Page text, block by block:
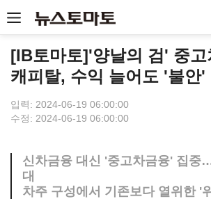
[IB토마토]'양날의 검' 중
캐피탈, 수익 늘어도 '불안'
입력: 2024-06-19 06:00:00
수정: 2024-06-19 06:00:00
신차금융 대신 '중고차금융' 집중
대
차주 구성에서 기존보다 열위한 '